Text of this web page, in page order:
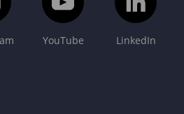
YouTube LinkedIn